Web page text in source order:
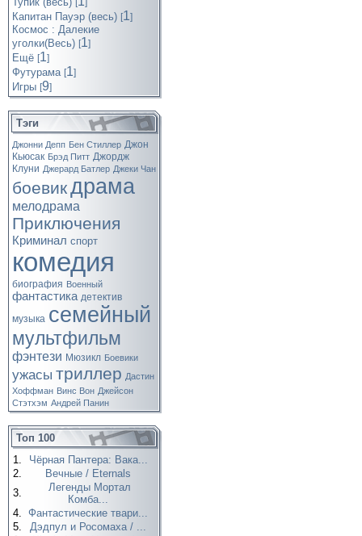
[ ]
Капитан Пауэр (весь) [1]
Космос : Далекие
уголки(Весь) [1]
Ещё [1]
Футурама [1]
Игры [9]
Тэги
Джонни Депп Бен Стиллер Джон
Кьюсак Брэд Питт Джордж
Клуни Джерард Батлер Джеки Чан
боевикдрама
мелодрама
Приключения
Криминал спорт
комедия
биография Военный
фантастика детектив
музыка семейный
мультфильм
фэнтези Мюзикл Боевики
ужасы триллер Дастин
Хоффман Винс Вон Джейсон
Стэтхэм Андрей Панин
Топ 100
1.
Чёрная Пантера: Вака...
2.
Вечные / Eternals
3.
Легенды Мортал
Комба...
4. Фантастические твари...
5.
Дэдпул и Росомаха / ...